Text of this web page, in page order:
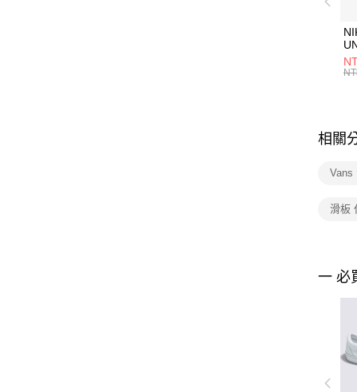
統
相關
Vans
滑板
一 必